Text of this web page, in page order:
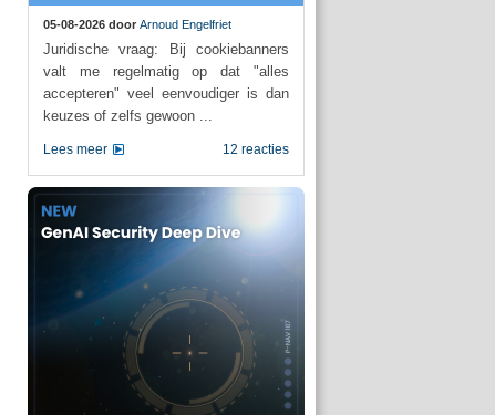
05-08-2026 door Arnoud Engelfriet
Juridische vraag: Bij cookiebanners
valt me regelmatig op dat "alles
accepteren" veel eenvoudiger is dan
keuzes of zelfs gewoon ...
12 reacties
Lees meer